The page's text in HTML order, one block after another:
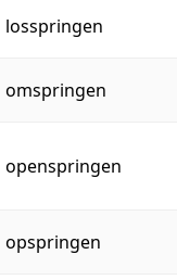
losspringen
omspringen
openspringen
opspringen